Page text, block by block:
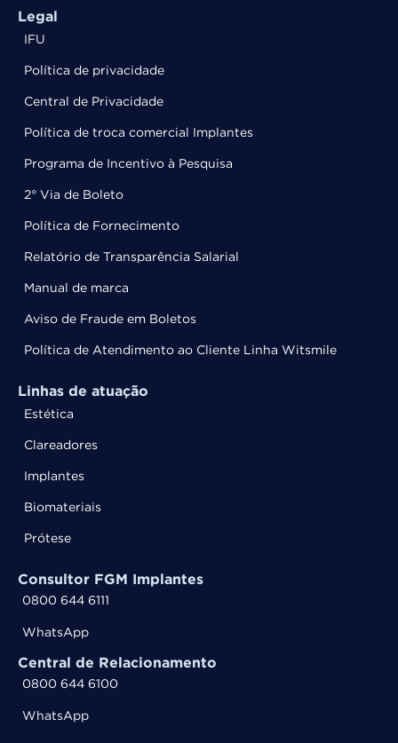
Legal
IFU
Política de privacidade
Central de Privacidade
Política de troca comercial Implantes
Programa de Incentivo à Pesquisa
2° Via de Boleto
Política de Fornecimento
Relatório de Transparência Salarial
Manual de marca
Aviso de Fraude em Boletos
Política de Atendimento ao Cliente Linha Witsmile
Linhas de atuação
Estética
Clareadores
Implantes
Biomateriais
Prótese
Consultor FGM Implantes
0800 644 6111
WhatsApp
Central de Relacionamento
0800 644 6100
WhatsApp